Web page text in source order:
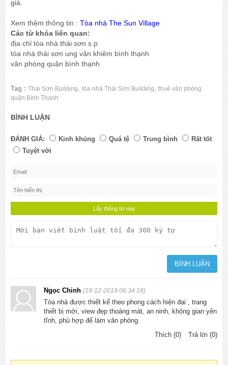
giá.
Xem thêm thông tin :Tòa nhà The Sun Village
Các từ khóa liên quan:
địa chỉ tòa nhà thái sơn s.p
tòa nhà thái sơn ung văn khiêm bình thạnh
văn phòng quận bình thạnh
Tag : Thái Sơn Building ,tòa nhà Thái Sơn Building ,thuê văn phòng
quận Bình Thạnh
BÌNH LUẬN
ĐÁNH GIÁ: Kinh khủng Quá tệ Trung bình
Rất tốt
Tuyệt vời
Ngọc Chinh(19-12-2019 06:34:18)
Tòa nhà được thiết kế theo phong cách hiện đại , trang
thiết bị mới, view đẹp thoáng mát, an ninh, không gian yên
tĩnh, phù hợp để làm văn phòng.
Thích (0)
Trả lời (0)